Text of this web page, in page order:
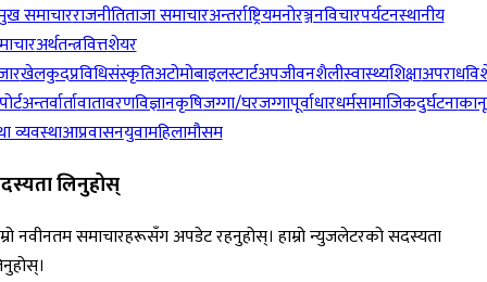
समाचारराजनीतिताजा समाचारअन्तर्राष्ट्रियमनोरञ्जनविचारपर्यटनस्थानीय
अर्थतन्त्रवित्तशेयर
खेलकुदप्रविधिसंस्कृतिअटोमोबाइलस्टार्टअपजीवनशैलीस्वास्थ्यशिक्षाअपराध
अन्तर्वार्तावातावरणविज्ञानकृषिजग्गा/घरजग्गापूर्वाधारधर्मसामाजिकदुर्घटना
व्यवस्थाआप्रवासनयुवामहिलामौसम
लिनुहोस्
नवीनतम समाचारहरूसँग अपडेट रहनुहोस्। हाम्रो न्युजलेटरको सदस्यता